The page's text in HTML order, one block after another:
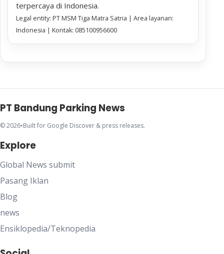
terpercaya di Indonesia.
Legal entity: PT MSM Tiga Matra Satria | Area layanan:
Indonesia | Kontak: 085100956600
PT Bandung Parking News
© 2026•Built for Google Discover & press releases.
Explore
Global News submit
Pasang Iklan
Blog
news
Ensiklopedia/Teknopedia